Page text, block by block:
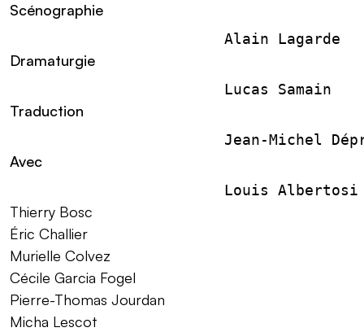
Scénographie
                        Alain Lagarde
Dramaturgie
                        Lucas Samain
Traduction
Jean-Michel
Avec
Louis
Thierry Bosc
Éric Challier
Murielle Colvez
Cécile Garcia Fogel
Pierre-Thomas Jourdan
Micha Lescot